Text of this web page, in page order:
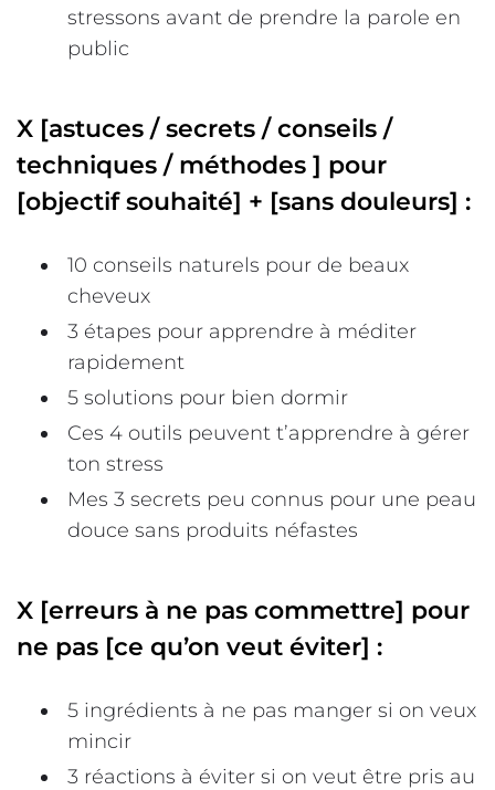
stressons avant de prendre la parole en
public
X [astuces / secrets / conseils /
techniques / méthodes ] pour
[objectif souhaité] + [sans douleurs] :
10 conseils naturels pour de beaux
cheveux
3 étapes pour apprendre à méditer
rapidement
5 solutions pour bien dormir
Ces 4 outils peuvent t’apprendre à gérer
ton stress
Mes 3 secrets peu connus pour une peau
douce sans produits néfastes
X [erreurs à ne pas commettre] pour
ne pas [ce qu’on veut éviter] :
5 ingrédients à ne pas manger si on veux
mincir
3 réactions à éviter si on veut être pris au